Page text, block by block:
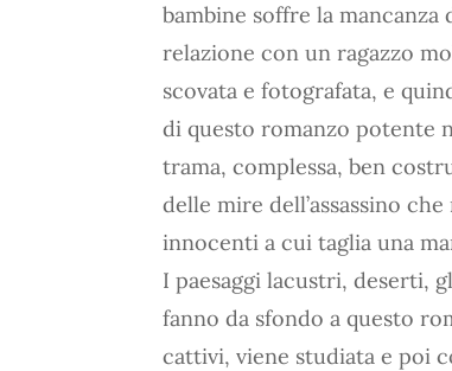
bambine soffre la
relazione con un ragazzo
scovata e fotografata, e
di questo romanzo potente
trama, complessa, ben
delle mire dell’assassino
innocenti a cui taglia una
I paesaggi lacustri, deserti,
fanno da sfondo a questo
cattivi, viene studiata e poi